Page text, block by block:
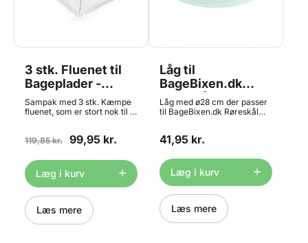
3 stk. Fluenet til
Bageplader -
Ekstra Store,
48x48cm
Sampak med 3 stk. Kæmpe
fluenet, som er stort nok til at
Måler 48 x 48 cm når den er
som hævetelt, hvis man
dækker den med plast - fx
vores ekstra store
pladeposer.
119,85 kr. 99,95 kr.
Læg i kurv
Læs mere
Låg til
BageBixen.dk
Røreskål 4,5L
Låg med ø28 cm der passer
til BageBixen.dk Røreskål
41,95 kr.
Læg i kurv
Læs mere